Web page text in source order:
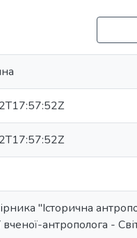
"Історична
вченої-антрополога -